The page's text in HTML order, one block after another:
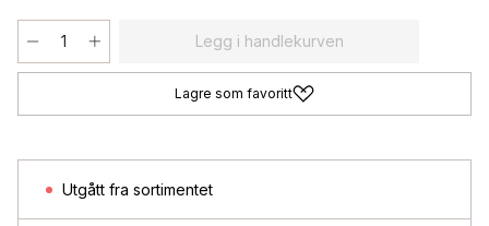
Legg i handlekurven
Lagre som favoritt
Utgått fra sortimentet